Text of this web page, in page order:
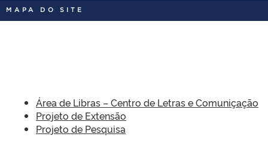
INTERNACIONAL
MAPA DO SITE
Área de Libras – Centro de Letras e Comuniçação
Projeto de Extensão
Projeto de Pesquisa